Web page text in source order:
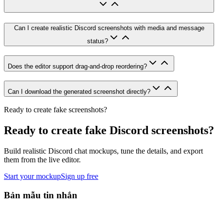
Can I create realistic Discord screenshots with media and message
status?
Does the editor support drag-and-drop reordering?
Can I download the generated screenshot directly?
Ready to create fake screenshots?
Ready to create fake Discord screenshots?
Build realistic Discord chat mockups, tune the details, and export
them from the live editor.
Start your mockupSign up free
Bản mẫu tin nhắn